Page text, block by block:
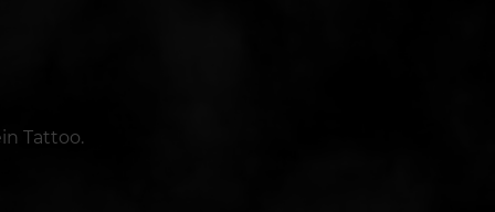
Tattoo.